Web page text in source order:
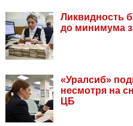
Ликвидность
до минимума
«Уралсиб»
несмотря на
ЦБ